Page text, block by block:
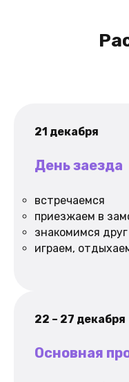
21 декабря
День заезда
встречаемся
приезжаем в
знакомимся
играем,
22 – 27 декабря
Основная